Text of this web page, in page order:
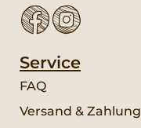
Service
FAQ
Versand & Zahlung